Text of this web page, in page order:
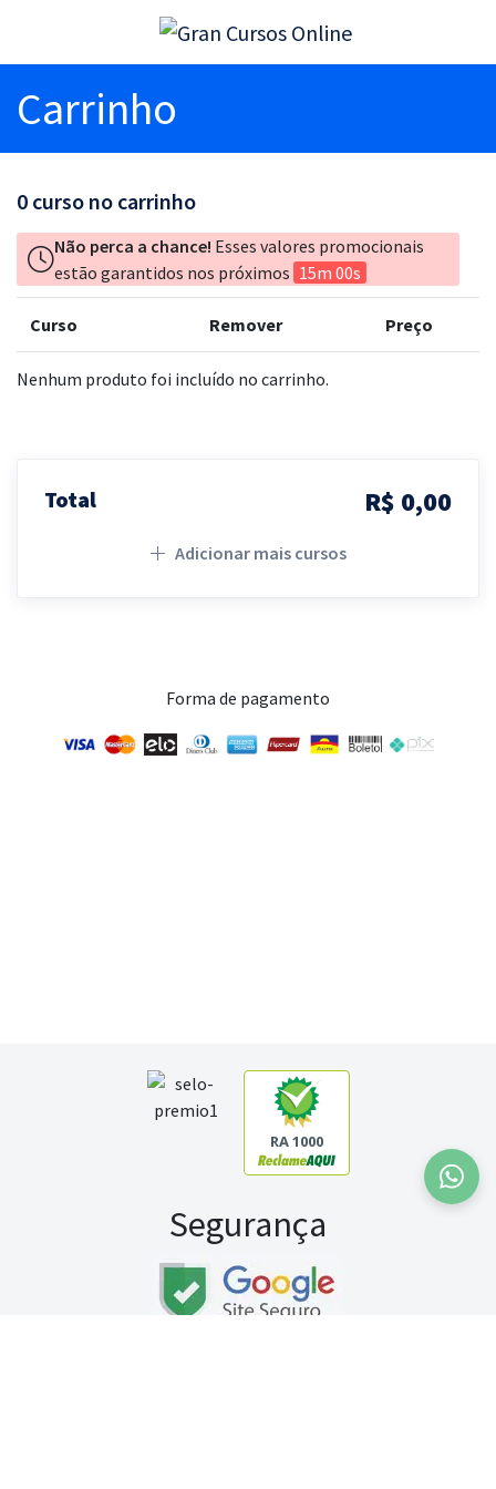
Carrinho
0 curso no carrinho
Não perca a chance! Esses valores promocionais
estão garantidos nos próximos 15m 00s
Curso Remover Preço
Nenhum produto foi incluído no carrinho.
Total R$ 0,00
Adicionar mais cursos
Forma de pagamento
RA 1000
Segurança